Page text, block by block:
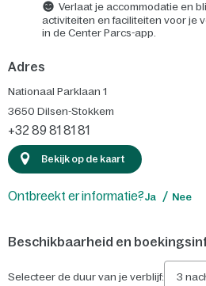
Verlaat je accommodatie en
activiteiten en faciliteiten voor je
in de Center Parcs-app.
Adres
Nationaal Parklaan 1
3650 Dilsen-Stokkem
+32 89 81 81 81
Bekijk op de kaart
Ontbreekt er informatie?Ja Nee
Beschikbaarheid en
Selecteer de duur van je verblijf: 3